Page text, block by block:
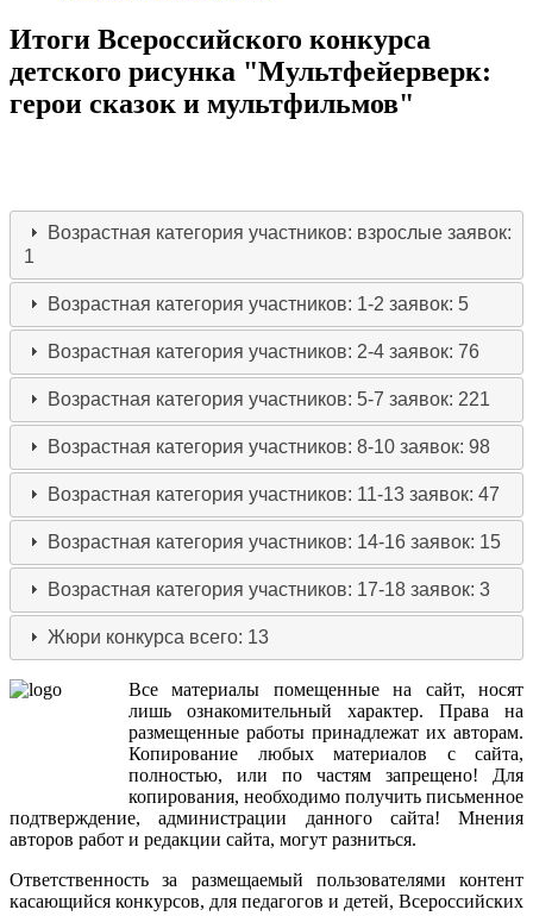
Итоги Всероссийского конкурса
детского рисунка "Мультфейерверк:
герои сказок и мультфильмов"
Возрастная категория участников: взрослыезаявок:
1
Возрастная категория участников: 1-2заявок: 5
Возрастная категория участников: 2-4заявок: 76
Возрастная категория участников: 5-7заявок: 221
Возрастная категория участников: 8-10заявок: 98
Возрастная категория участников: 11-13заявок: 47
Возрастная категория участников: 14-16заявок: 15
Возрастная категория участников: 17-18заявок: 3
Жюри конкурса всего: 13
Все материалы помещенные на сайт,носят
лишь
ознакомительный характер. Права
на
размещенные работы принадлежат их авторам.
Копирование
любых материалов с сайта,
полностью, или по частям запрещено! Для
копирования, необходимо получить письменное
подтверждение,администрации данного сайта! Мнения
авторов работ и редакции сайта, могут разниться.
Ответственность
за размещаемый пользователями
контент
касающийся конкурсов, для педагогов и детей, Всероссийских